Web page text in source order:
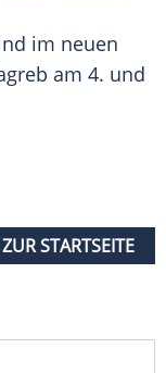
im neuen
am 4. und
STARTSEITE